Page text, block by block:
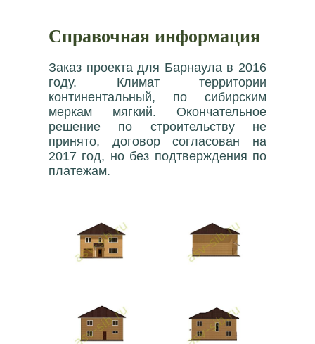
Справочная информация
Заказ проекта для Барнаула в 2016
году. Климат территории
континентальный, по сибирским
меркам мягкий. Окончательное
решение по строительству не
принято, договор согласован на
2017 год, но без подтверждения по
платежам.